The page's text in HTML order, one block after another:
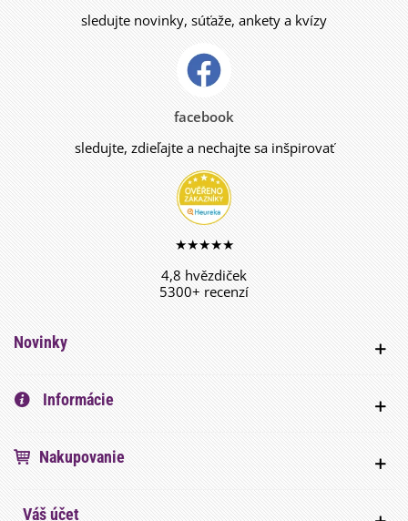
sledujte novinky, súťaže, ankety a kvízy
facebook
sledujte, zdieľajte a nechajte sa inšpirovať
★★★★★
4,8 hvězdiček
5300+ recenzí
Novinky
Informácie
Nakupovanie
Váš účet